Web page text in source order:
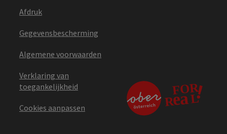
Afdruk
Gegevensbescherming
Algemene voorwaarden
Verklaring van
toegankelijkheid
Cookies aanpassen